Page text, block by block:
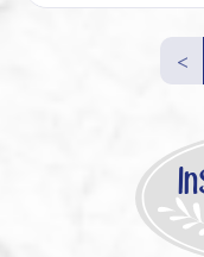
<